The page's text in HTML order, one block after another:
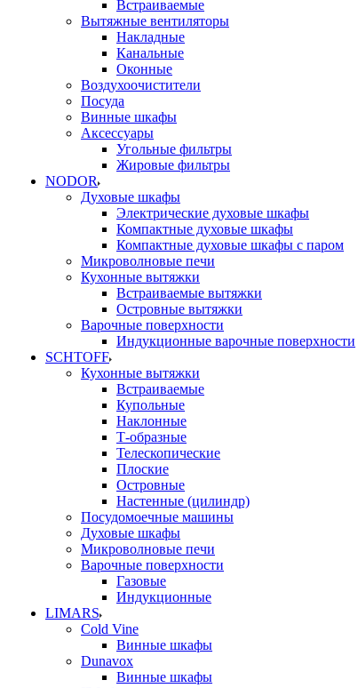
Встраиваемые
Вытяжные вентиляторы
Накладные
Канальные
Оконные
Воздухоочистители
Посуда
Винные шкафы
Аксессуары
Угольные фильтры
Жировые фильтры
NODOR
Духовые шкафы
Электрические духовые шкафы
Компактные духовые шкафы
Компактные духовые шкафы с паром
Микроволновые печи
Кухонные вытяжки
Встраиваемые вытяжки
Островные вытяжки
Варочные поверхности
Индукционные варочные поверхности
SCHTOFF
Кухонные вытяжки
Встраиваемые
Купольные
Наклонные
Т-образные
Телескопические
Плоские
Островные
Настенные (цилиндр)
Посудомоечные машины
Духовые шкафы
Микроволновые печи
Варочные поверхности
Газовые
Индукционные
LIMARS
Cold Vine
Винные шкафы
Dunavox
Винные шкафы